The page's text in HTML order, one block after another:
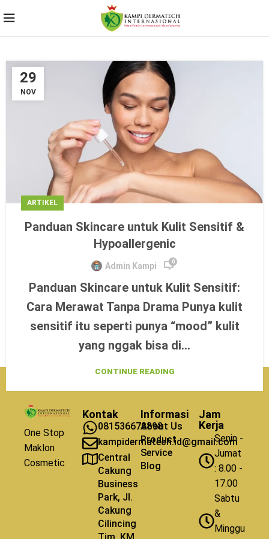
29
NOV
ARTIKEL
Panduan Skincare untuk Kulit Sensitif &
Hypoallergenic
Admin Kampi 0
Panduan Skincare untuk Kulit Sensitif:
Cara Merawat Tanpa Drama Punya kulit
sensitif itu seperti punya “mood” kulit
yang nggak bisa di...
CONTINUE READING
One Stop
Maklon
Cosmetic
Kontak
081536678898
kampidermatech.id@gmail.com
Central
Cakung
Business
Park, Jl.
Cakung
Cilincing
Informasi
About Us
Product
Service
Blog
Jam
Kerja
Senin -
Jumat
: 8.00 -
17.00
Sabtu
&
Minggu